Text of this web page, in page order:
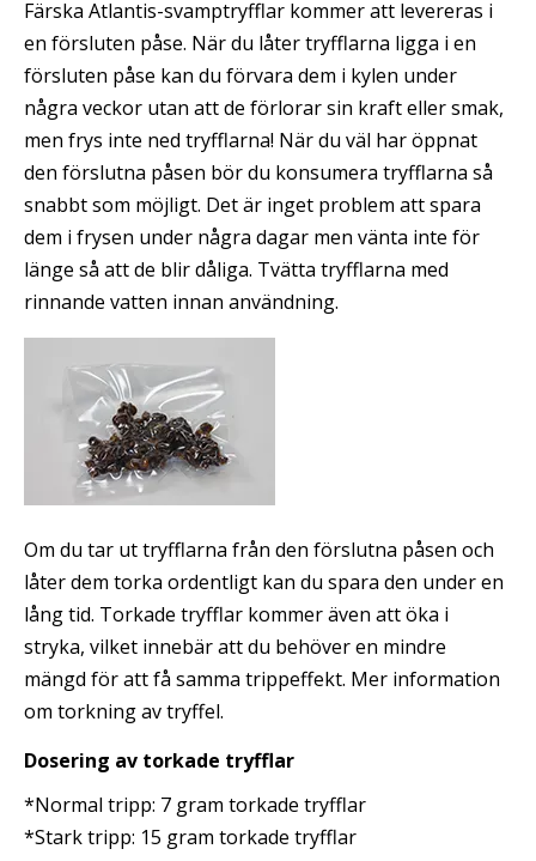
Färska Atlantis-svamptryfflar kommer att levereras i
en försluten påse. När du låter tryfflarna ligga i en
försluten påse kan du förvara dem i kylen under
några veckor utan att de förlorar sin kraft eller smak,
men frys inte ned tryfflarna! När du väl har öppnat
den förslutna påsen bör du konsumera tryfflarna så
snabbt som möjligt. Det är inget problem att spara
dem i frysen under några dagar men vänta inte för
länge så att de blir dåliga. Tvätta tryfflarna med
rinnande vatten innan användning.
Om du tar ut tryfflarna från den förslutna påsen och
låter dem torka ordentligt kan du spara den under en
lång tid. Torkade tryfflar kommer även att öka i
stryka, vilket innebär att du behöver en mindre
mängd för att få samma trippeffekt. Mer information
om torkning av tryffel.
Dosering av torkade tryfflar
*Normal tripp: 7 gram torkade tryfflar
*Stark tripp: 15 gram torkade tryfflar